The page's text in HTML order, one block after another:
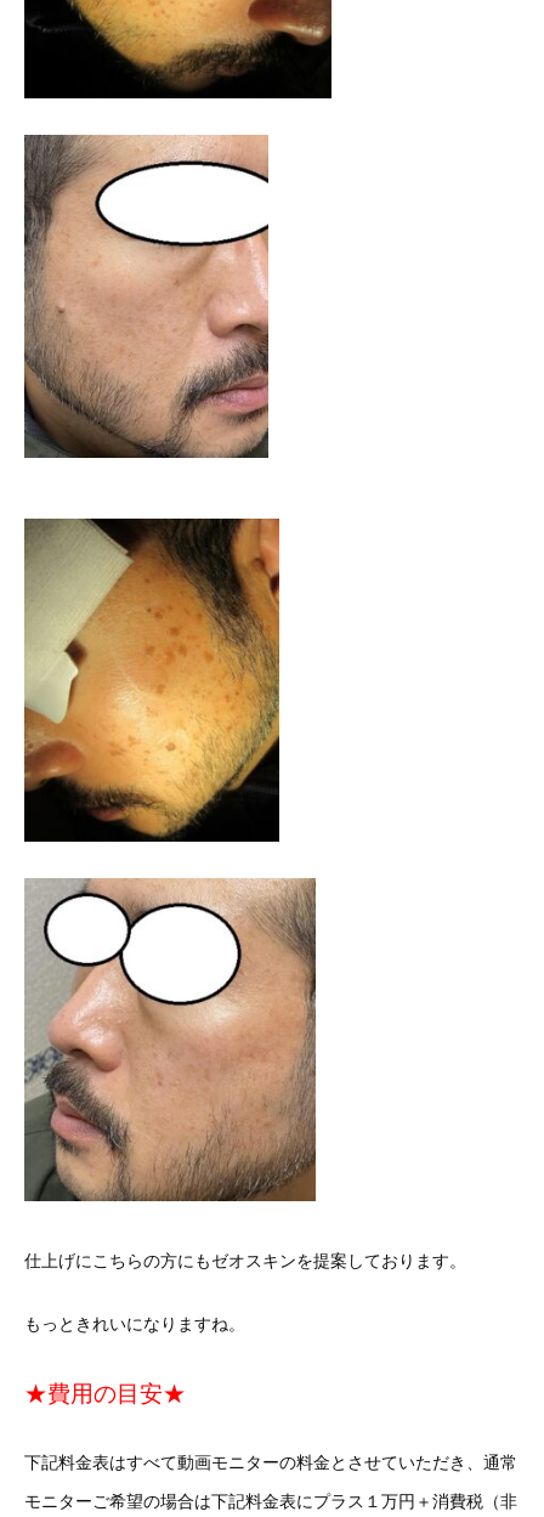
仕上げにこちらの方にもゼオスキンを提案しております。
もっときれいになりますね。
★費用の目安★
下記料金表はすべて動画モニターの料金とさせていただき、通常
モニターご希望の場合は下記料金表にプラス１万円＋消費税（非